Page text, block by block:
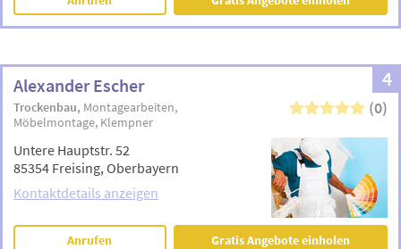
4
Alexander Escher
Trockenbau Montagearbeiten
Möbelmontage Klempner
(0)
Untere Hauptstr. 52
85354 Freising, Oberbayern
Kontaktdetails anzeigen
Anrufen Gratis Angebote einholen